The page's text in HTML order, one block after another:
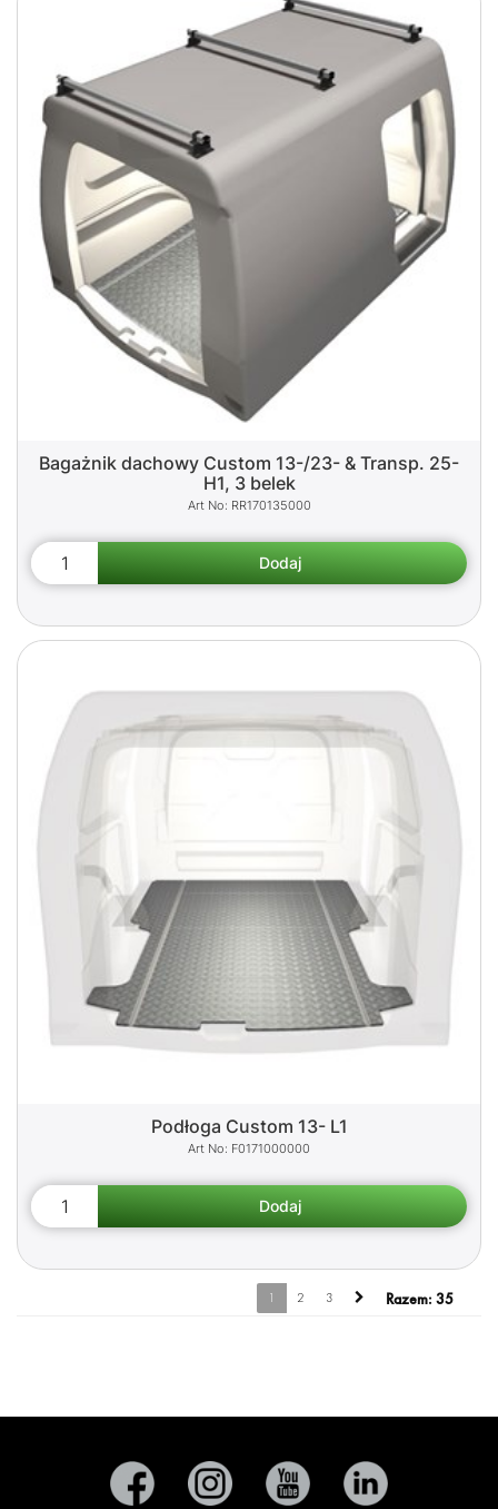
Bagażnik dachowy Custom 13-/23- & Transp. 25-
H1, 3 belek
RR170135000
Podłoga Custom 13- L1
F0171000000
1 2 3 Razem: 35